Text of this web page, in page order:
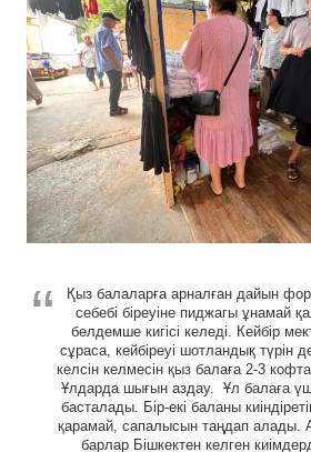
Қыз балаларға арналған дайын
себебі біреуіне пиджагы ұнамай
белдемше кигісі келеді. Кейбір
сұраса, кейбіреуі шотландық түрін
келсін келмесін қыз балаға 2-3
Ұлдарда шығын аздау. Ұл балаға
басталады. Бір-екі баланы
қарамай, сапалысын таңдап алады.
барлар Бішкектен келген